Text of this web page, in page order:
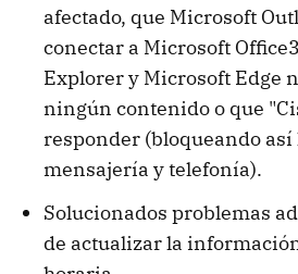
afectado, que Microsoft
conectar a Microsoft
Explorer y Microsoft Edge
ningún contenido o que
responder (bloqueando
mensajería y telefonía).
Solucionados problemas
de actualizar la